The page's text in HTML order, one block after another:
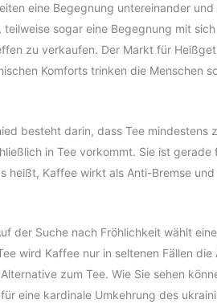
eine Begegnung untereinander und
sogar eine Begegnung mit sich
zu verkaufen. Der Markt für
Komforts trinken die Menschen
besteht darin, dass Tee mindestens
in Tee vorkommt. Sie ist gerade
Kaffee wirkt als Anti-Bremse und
der Suche nach Fröhlichkeit wählt
wird Kaffee nur in seltenen Fällen die
zum Tee. Wie Sie sehen
eine kardinale Umkehrung des